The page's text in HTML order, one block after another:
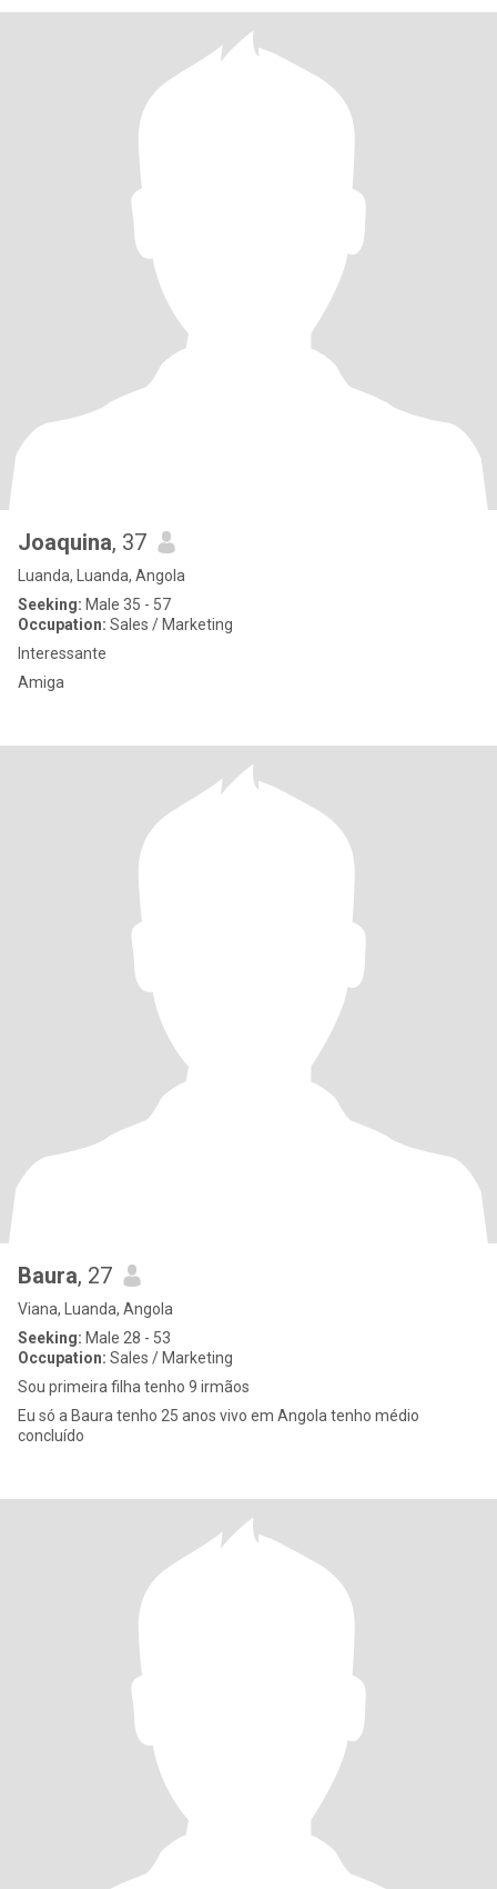
Joaquina, 37
Luanda, Luanda, Angola
Seeking: Male 35 - 57
Occupation: Sales / Marketing
Interessante
Amiga
Baura, 27
Viana, Luanda, Angola
Seeking: Male 28 - 53
Occupation: Sales / Marketing
Sou primeira filha tenho 9 irmãos
Eu só a Baura tenho 25 anos vivo em Angola tenho médio
concluído